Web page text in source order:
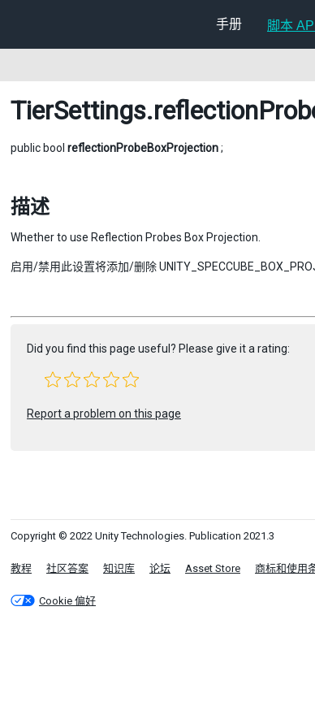
手册 脚本 API
TierSettings
public bool reflectionProbeBoxProjection;
描述
Whether to use Reflection Probes Box Projection.
启用/禁用此设置将添加/删除
Did you find this page useful? Please give it a rating:
Report a problem on this page
Copyright © 2022 Unity Technologies. Publication 2021.3
教程 社区答案 知识库 论坛 Asset Store 商标和使用
Cookie 偏好